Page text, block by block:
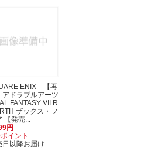
ENIX 【再
アドラブルアーツ
FANTASY VII R
ザックス・フ
【発売...
円
イント
日以降お届け